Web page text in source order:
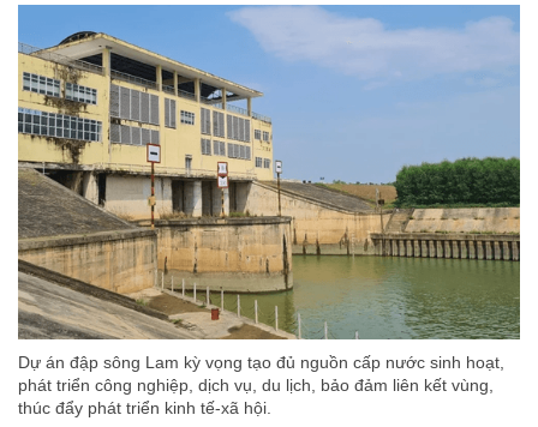
Dự án đập sông Lam kỳ vọng tạo đủ nguồn cấp nước sinh hoạt,
phát triển công nghiệp, dịch vụ, du lịch, bảo đảm liên kết vùng,
thúc đẩy phát triển kinh tế-xã hội.